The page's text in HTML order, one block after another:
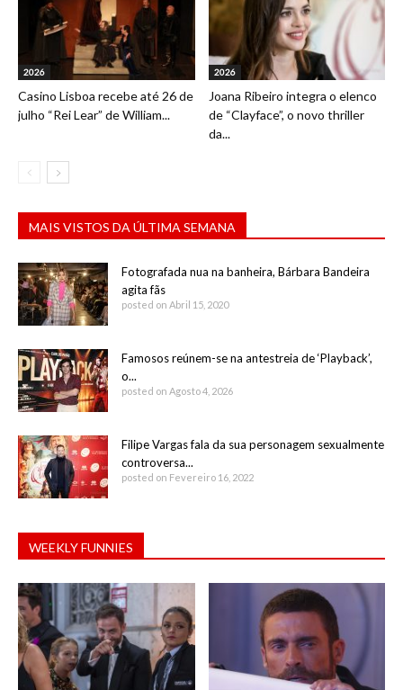
2026
Casino Lisboa recebe até 26 de
julho “Rei Lear” de William...
2026
Joana Ribeiro integra o elenco
de “Clayface”, o novo thriller
da...
MAIS VISTOS DA ÚLTIMA SEMANA
Fotografada nua na banheira, Bárbara Bandeira
agita fãs
posted on Abril 15, 2020
Famosos reúnem-se na antestreia de ‘Playback’,
o...
posted on Agosto 4, 2026
Filipe Vargas fala da sua personagem sexualmente
controversa...
posted on Fevereiro 16, 2022
WEEKLY FUNNIES